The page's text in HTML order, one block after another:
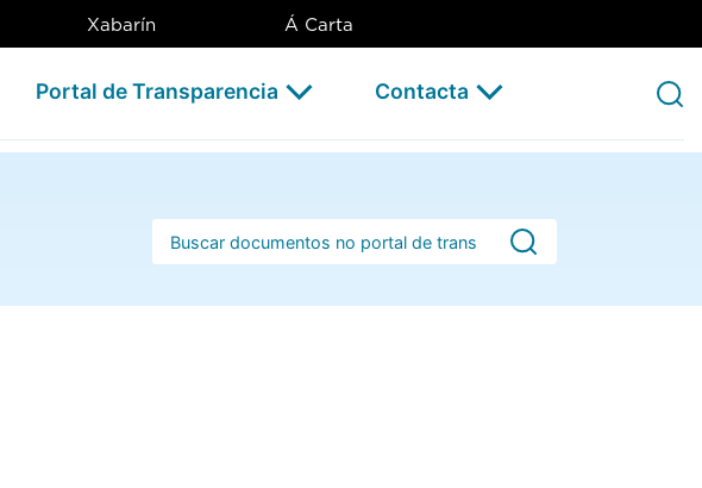
Xabarín Á Carta
Portal de Transparencia Contacta
Barra de busca